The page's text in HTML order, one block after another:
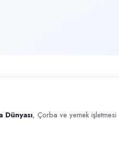
ve yemek işletmesi alanında
Dünyası, Çorba ve yemek işletmesi